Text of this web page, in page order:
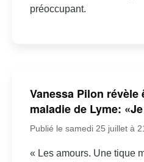
préoccupant.
Vanessa Pilon révèle
maladie de Lyme:
Publié le samedi 25 juillet à
« Les amours. Une tique